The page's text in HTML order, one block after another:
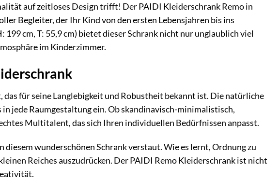
auf zeitloses Design trifft! Der PAIDI Kleiderschrank Remo in
Begleiter, der Ihr Kind von den ersten Lebensjahren bis ins
cm, T: 55,9 cm) bietet dieser Schrank nicht nur unglaublich viel
im Kinderzimmer.
für seine Langlebigkeit und Robustheit bekannt ist. Die natürliche
jede Raumgestaltung ein. Ob skandinavisch-minimalistisch,
Multitalent, das sich Ihren individuellen Bedürfnissen anpasst.
wunderschönen Schrank verstaut. Wie es lernt, Ordnung zu
Reiches auszudrücken. Der PAIDI Remo Kleiderschrank ist nicht